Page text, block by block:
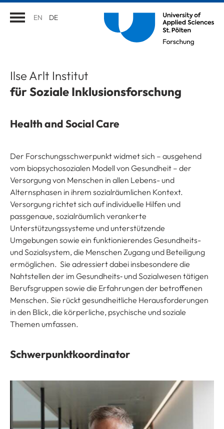
EN DE
Ilse Arlt Institut
für Soziale Inklusionsforschung
Health and Social Care
Der Forschungsschwerpunkt widmet sich – ausgehend
vom biopsychosozialen Modell von Gesundheit – der
Versorgung von Menschen in allen Lebens- und
Alternsphasen in ihrem sozialräumlichen Kontext.
Versorgung richtet sich auf individuelle Hilfen und
passgenaue, sozialräumlich verankerte
Unterstützungssysteme und unterstützende
Umgebungen sowie ein funktionierendes Gesundheits-
und Sozialsystem, die Menschen Zugang und Beteiligung
ermöglichen. Sie adressiert dabei insbesondere die
Nahtstellen der im Gesundheits‑ und Sozialwesen tätigen
Berufsgruppen sowie die Erfahrungen der betroffenen
Menschen. Sie rückt gesundheitliche Herausforderungen
in den Blick, die körperliche, psychische und soziale
Themen umfassen.
Schwerpunktkoordinator